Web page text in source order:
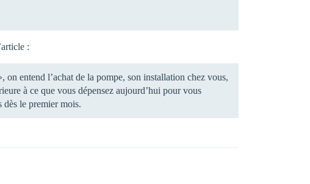
:
on entend l’achat de la pompe, son installation chez vous,
à ce que vous dépensez aujourd’hui pour vous
dès le premier mois.